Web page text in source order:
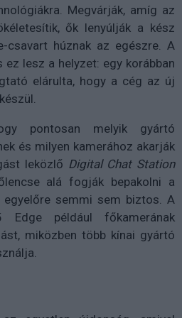
Megvárják, amíg az
ők lenyúlják a kész
csavart húznak az egészre. A
ez lesz a helyzet: egy korábban
elárulta, hogy a cég az új
pontosan melyik gyártó
és milyen kamerához akarják
leközlő Digital Chat Station
alá fogják bepakolni a
semmi sem biztos. A
Edge például főkamerának
miközben több kínai gyártó